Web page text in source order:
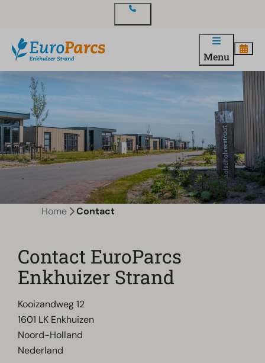
Menu
Home Contact
Contact EuroParcs
Enkhuizer Strand
Kooizandweg 12
1601 LK Enkhuizen
Noord-Holland
Nederland